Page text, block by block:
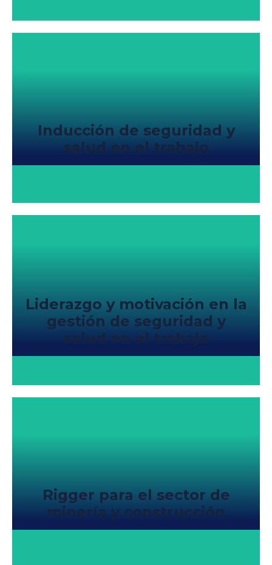
Inducción de seguridad y
salud en el trabajo
Liderazgo y motivación en la
gestión de seguridad y
salud en el trabajo
Rigger para el sector de
minería y construcción